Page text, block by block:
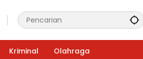
Kriminal Olahraga